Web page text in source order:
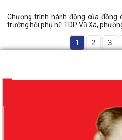
Chương trình hành động của đồng
trưởng hội phụ nữ TDP Vũ Xá,
1 2 3